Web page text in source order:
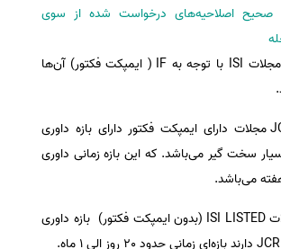
صحیح اصلاحیه‌های درخواست شده از سوی
ISI با توجه به IF ( ایمپکت فکتور) آن‌ها
مجلات دارای ایمپکت فکتور دارای بازه داوری
سخت گیر می‌باشد. که این بازه زمانی داوری
ISI LISTED (بدون ایمپکت فکتور) بازه داوری
JCR دارند بازه‌ای زمانی حدود 20 روز الی 1 ماه.